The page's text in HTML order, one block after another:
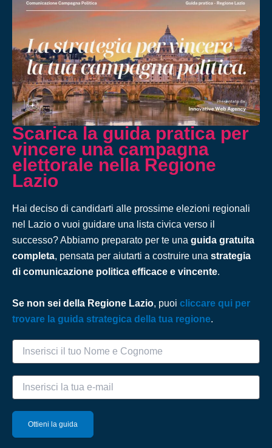
Scarica la guida pratica per
vincere una campagna
elettorale nella Regione
Lazio
Hai deciso di candidarti alle prossime elezioni regionali
nel Lazio o vuoi guidare una lista civica verso il
successo? Abbiamo preparato per te una guida gratuita
completa, pensata per aiutarti a costruire una strategia
di comunicazione politica efficace e vincente.
Se non sei della Regione Lazio, puoi cliccare qui per
trovare la guida strategica della tua regione.